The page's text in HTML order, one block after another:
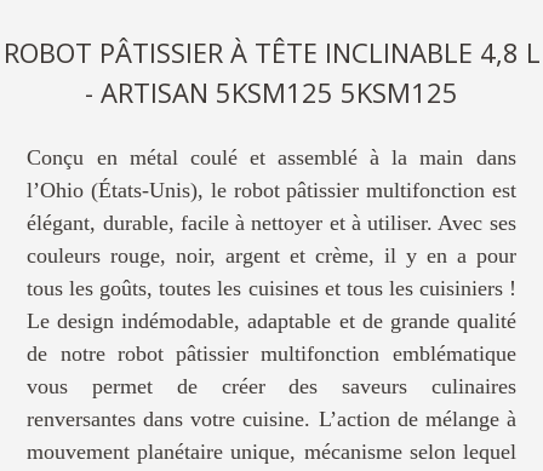
ROBOT PÂTISSIER À TÊTE INCLINABLE 4,8 L
- ARTISAN 5KSM125 5KSM125
Conçu en métal coulé et assemblé à la main dans
l’Ohio (États-Unis), le robot pâtissier multifonction est
élégant, durable, facile à nettoyer et à utiliser. Avec ses
couleurs rouge, noir, argent et crème, il y en a pour
tous les goûts, toutes les cuisines et tous les cuisiniers !
Le design indémodable, adaptable et de grande qualité
de notre robot pâtissier multifonction emblématique
vous permet de créer des saveurs culinaires
renversantes dans votre cuisine. L’action de mélange à
mouvement planétaire unique, mécanisme selon lequel